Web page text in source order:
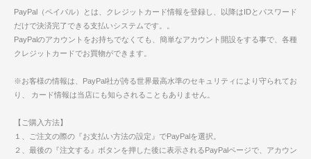
PayPal（ペイパル）とは、クレジットカード情報を登録し、以降はIDとパスワード
だけで決済完了できる支払いシステムです。。
PayPalのアカウントをお持ちでなくても、簡単なアカウント開設をする事で、各種
クレジットカードでお買物ができます。
※お客様の情報は、PayPal社が誇る世界最高水準のセキュリティにより守られてお
り、 カード情報は当店にも知らされることもありません。
【ご購入方法】
１、ご注文の際の『お支払い方法の設定』でPayPalを選択。
２、最後の『注文する』ボタンを押した後に表示されるPayPalページで、アカウン